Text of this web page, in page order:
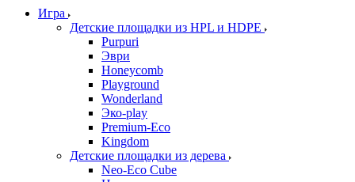
Игра
Детские площадки из HPL и HDPE
Purpuri
Эври
Honeycomb
Playground
Wonderland
Эко-play
Premium-Eco
Kingdom
Детские площадки из дерева
Neo-Eco Cube